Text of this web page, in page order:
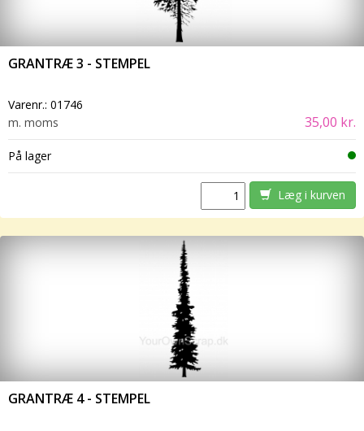
GRANTRÆ 3 - STEMPEL
Varenr.: 01746
m. moms
35,00 kr.
På lager
Læg i kurven
GRANTRÆ 4 - STEMPEL